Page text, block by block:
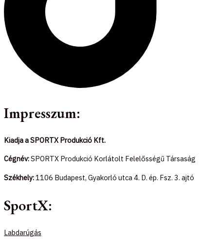
Impresszum:
Kiadja a SPORTX Produkció Kft.
Cégnév:SPORTX Produkció Korlátolt Felelősségű Társaság
Székhely:1106 Budapest, Gyakorló utca 4. D. ép. Fsz. 3. ajtó
SportX:
Labdarúgás